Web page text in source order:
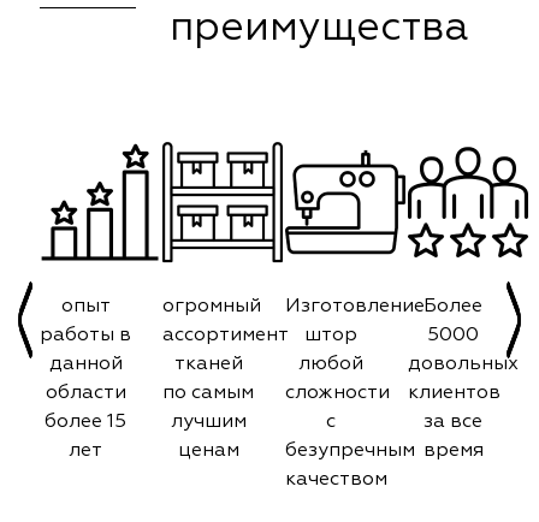
преимущества
опыт
работы в
данной
области
более 15
лет
огромный
ассортимент
тканей
по самым
лучшим
ценам
Изготовление
штор
любой
сложности
с
безупречным
качеством
Более
5000
довольных
клиентов
за все
время